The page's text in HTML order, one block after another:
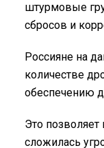
штурмовые
сбросов и
Россияне на
количестве
обеспечению
Это позволяет
сложилась